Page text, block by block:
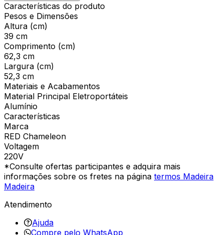
Características do produto
Pesos e Dimensões
Altura (cm)
39 cm
Comprimento (cm)
62,3 cm
Largura (cm)
52,3 cm
Materiais e Acabamentos
Material Principal Eletroportáteis
Alumínio
Características
Marca
RED Chameleon
Voltagem
220V
*Consulte ofertas participantes e adquira mais
informações sobre os fretes na página termos Madeira
Madeira
Atendimento
Ajuda
Compre pelo WhatsApp